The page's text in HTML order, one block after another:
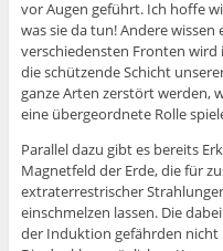
vor Augen geführt. Ich hoffe
was sie da tun! Andere
verschiedensten Fronten wird
die schützende Schicht
ganze Arten zerstört werden,
eine übergeordnete Rolle
Parallel dazu gibt es bereits
Magnetfeld der Erde, die für
extraterrestrischer
einschmelzen lassen. Die
der Induktion gefährden